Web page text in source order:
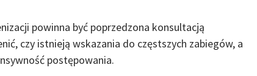
powinna być poprzedzona konsultacją
czy istnieją wskazania do częstszych zabiegów, a
postępowania.